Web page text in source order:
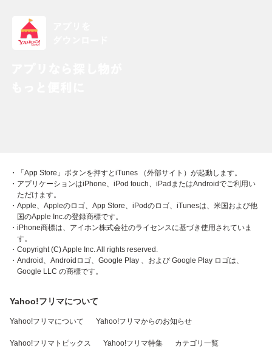
・「App Store」ボタンを押すとiTunes （外部サイト）が起動します。
・アプリケーションはiPhone、iPod touch、iPadまたはAndroidでご利用い
ただけます。
・Apple、Appleのロゴ、App Store、iPodのロゴ、iTunesは、米国および他
国のApple Inc.の登録商標です。
・iPhone商標は、アイホン株式会社のライセンスに基づき使用されていま
す。
・Copyright (C) Apple Inc. All rights reserved.
・Android、Androidロゴ、Google Play 、および Google Play ロゴは、
Google LLC の商標です。
Yahoo!フリマについて
Yahoo!フリマについて Yahoo!フリマからのお知らせ
Yahoo!フリマトピックス Yahoo!フリマ特集 カテゴリ一覧